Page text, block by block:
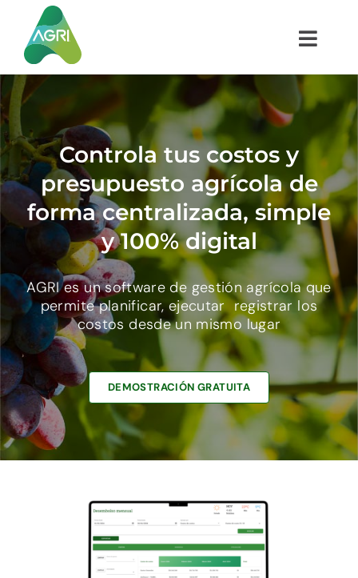
contenido
¿CÓMO FUNCIONA?
¿QUÉ ES AGRI?
INTEGRACIONES
CLIENTES
PRUEBA GRATIS
Controla tus costos y
presupuesto agrícola de
forma centralizada, simple
y 100% digital
AGRI es un software de gestión agrícola que
permite planificar, ejecutar registrar los
costos desde un mismo lugar
DEMOSTRACIÓN GRATUITA